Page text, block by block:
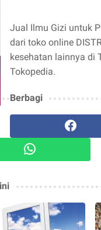
Jual Ilmu Gizi untuk
dari toko online
kesehatan lainnya di
Tokopedia.
Berbagi